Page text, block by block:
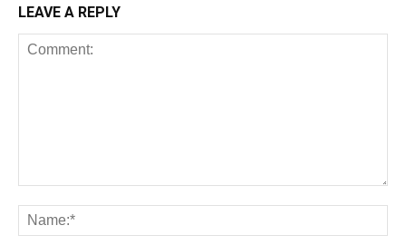
LEAVE A REPLY